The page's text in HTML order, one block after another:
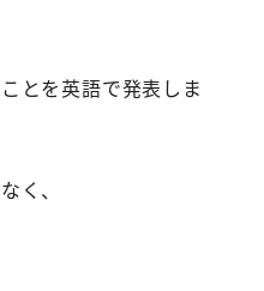
とを英語で発表しま
く、